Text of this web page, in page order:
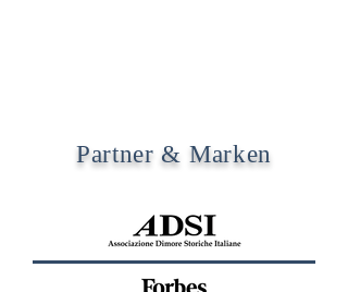
Partner & Marken